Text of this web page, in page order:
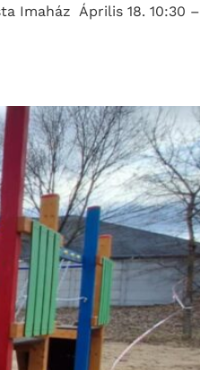
Imaház Április 18. 10:30 –